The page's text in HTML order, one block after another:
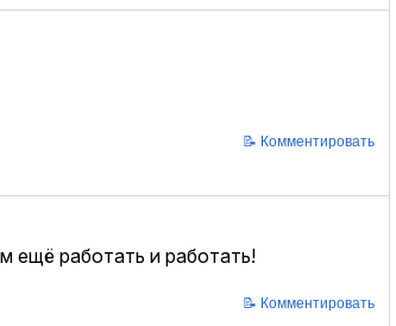
📝 Комментировать
ещё работать и работать!
📝 Комментировать